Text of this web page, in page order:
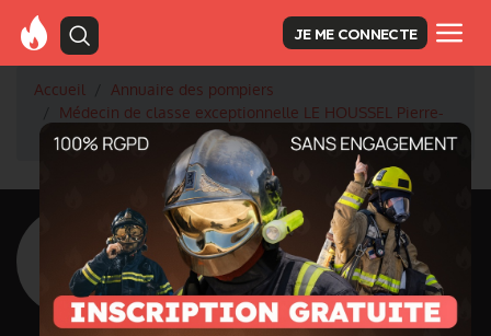
JE ME CONNECTE
Accueil
Annuaire des pompiers
Médecin de classe exceptionnelle LE HOUSSEL Pierre-
Yves
<Retour à la liste des pompiers
LE HOUSSEL Pierre-
Yves
Grade : Médecin de classe exceptionnelle